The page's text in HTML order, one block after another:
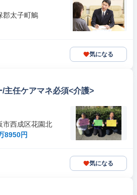
郡太子町鵤
気になる
主任ケアマネ必須<介護>
市西成区花園北
8950円
気になる